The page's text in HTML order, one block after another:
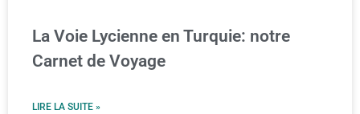
La Voie Lycienne en Turquie: notre
Carnet de Voyage
LIRE LA SUITE »